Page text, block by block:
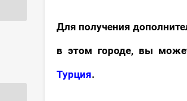
Для получения
в этом городе, вы
Турция.